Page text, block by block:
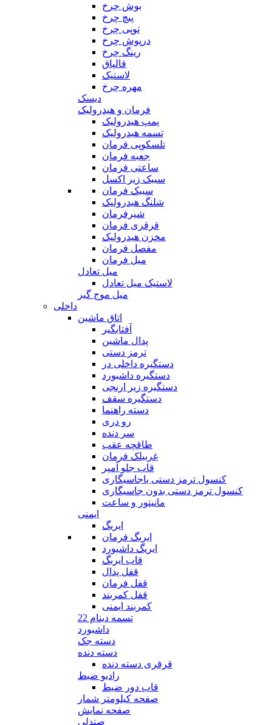
بوش چرخ
پیچ چرخ
توپی چرخ
درپوش چرخ
رینگ چرخ
قالپاق
لاستیک
مهره چرخ
دیسک
فرمان و هیدرولیک
پمپ هیدرولیک
تسمه هیدرولیک
تلسکوپی فرمان
جعبه فرمان
ساعتی فرمان
سیبک زیر اکسل
سیبک فرمان
شلنگ هیدرولیک
شیرفرمان
قرقری فرمان
مخزن هیدرولیک
مفصل فرمان
میل فرمان
میل تعادل
لاستیک میل تعادل
میل موج گیر
داخلی
اتاق ماشین
آفتابگیر
پدال ماشین
ترمز دستی
دستگیره داخلی در
دستگیره داشبورد
دستگیره زیر ارنجی
دستگیره سقف
دسته راهنما
رو دری
سر دنده
طاقچه عقب
غربیلک فرمان
قاب جلو آمپر
کنسول ترمز دستی باجاسیگاری
کنسول ترمز دستی بدون جاسیگاری
مانیتور و ساعت
ایمنی
ایربگ
ایربگ فرمان
ایریگ داشیورد
قاب ایربگ
قفل پدال
قفل فرمان
قفل کمربند
کمربند ایمنی
تسمه دینام 22
داشبورد
دسته جک
دسته دنده
قرقری دسته دنده
رادیو ضبط
قاب دور ضبط
صفحه کیلومتر شمار
صفحه نمایش
صندلی